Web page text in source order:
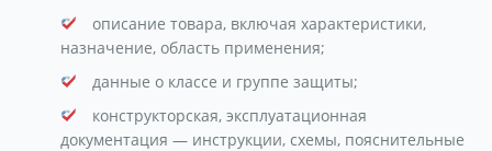
описание товара, включая характеристики,
назначение, область применения;
данные о классе и группе защиты;
конструкторская, эксплуатационная
документация — инструкции, схемы, пояснительные